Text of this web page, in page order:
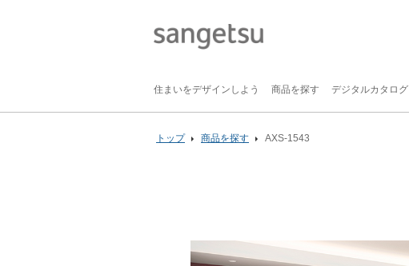
住まいをデザインしよう 商品を探す デジタルカタログ
トップ 商品を探す AXS-1543